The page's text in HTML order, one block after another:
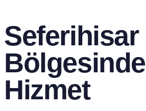
Seferihisar
Bölgesinde
Hizmet